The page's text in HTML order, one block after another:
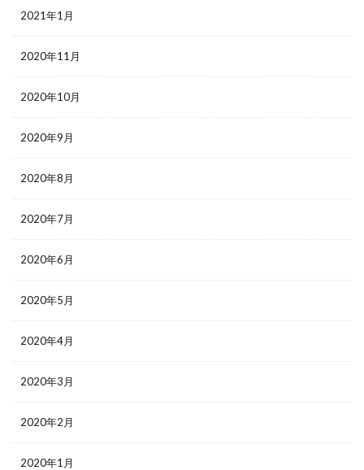
2021年1月
2020年11月
2020年10月
2020年9月
2020年8月
2020年7月
2020年6月
2020年5月
2020年4月
2020年3月
2020年2月
2020年1月